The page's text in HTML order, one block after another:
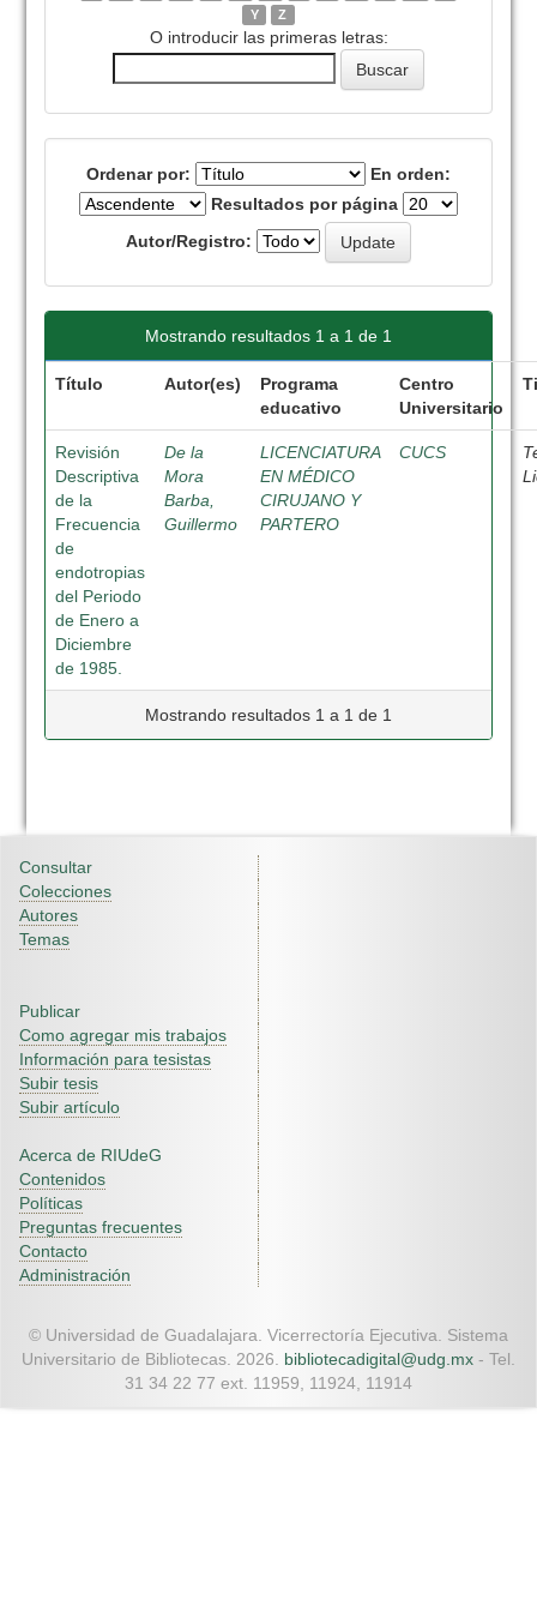
Y
Z
O introducir las primeras letras:
Ordenar por:
En orden:
Resultados por página
Autor/Registro:
Mostrando resultados 1 a 1 de 1
Título Autor(es)
Programa
educativo
Centro
Universitario
Revisión
Descriptiva
de la
Frecuencia
de
endotropias
del Periodo
de Enero a
Diciembre
de 1985.
De la
Mora
Barba,
Guillermo
LICENCIATURA
EN MÉDICO
CIRUJANO Y
PARTERO
CUCS
Mostrando resultados 1 a 1 de 1
Consultar
Colecciones
Autores
Temas
Publicar
Como agregar mis trabajos
Información para tesistas
Subir tesis
Subir artículo
Acerca de RIUdeG
Contenidos
Políticas
Preguntas frecuentes
Contacto
Administración
© Universidad de Guadalajara. Vicerrectoría Ejecutiva. Sistema
Universitario de Bibliotecas. 2026. bibliotecadigital@udg.mx - Tel.
31 34 22 77 ext. 11959, 11924, 11914